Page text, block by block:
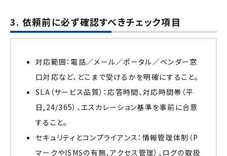
3. 依頼前に必ず確認すべきチェック項目
対応範囲：電話／メール／ポータル／ベンダー窓
口対応など、どこまで受けるかを明確にすること。
SLA（サービス品質）：応答時間、対応時間帯（平
日,24/365）、エスカレーション基準を事前に合意
すること。
セキュリティとコンプライアンス：情報管理体制（P
マークやISMSの有無、アクセス管理）、ログの取扱